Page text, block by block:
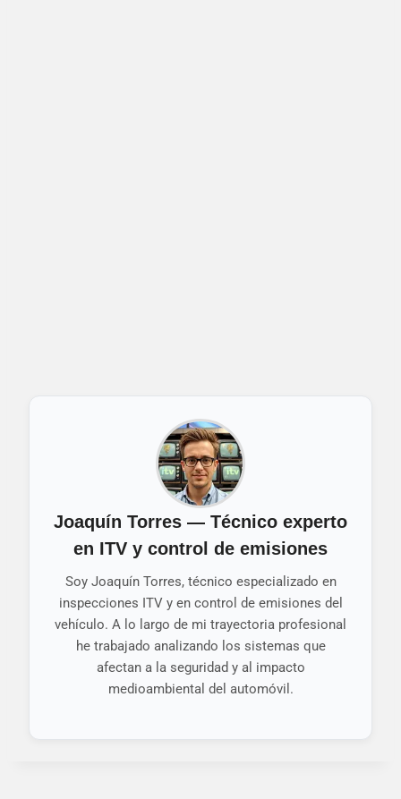
Joaquín Torres — Técnico experto
en ITV y control de emisiones
Soy Joaquín Torres, técnico especializado en
inspecciones ITV y en control de emisiones del
vehículo. A lo largo de mi trayectoria profesional
he trabajado analizando los sistemas que
afectan a la seguridad y al impacto
medioambiental del automóvil.